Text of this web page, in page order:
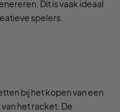
Dit is vaak ideaal
spelers.
bij het kopen van een
het racket. De